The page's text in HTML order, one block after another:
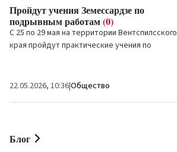
Пройдут учения Земессардзе по
подрывным работам(0)
С 25 по 29 мая на территории Вентспилсского
края пройдут практические учения по
22.05.2026, 10:36|Общество
Блог